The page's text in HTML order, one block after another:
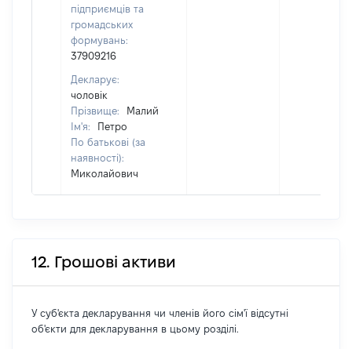
підприємців та
громадських
формувань:
37909216
Декларує:
чоловік
Прізвище:
Малий
Ім'я:
Петро
По батькові (за
наявності):
Миколайович
12. Грошові активи
У суб'єкта декларування чи членів його сім'ї відсутні
об'єкти для декларування в цьому розділі.